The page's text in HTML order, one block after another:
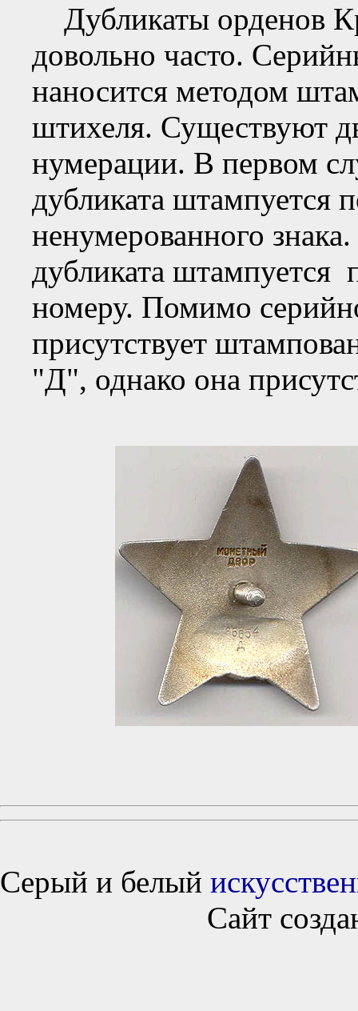
Дубликаты орденов
довольно часто.
наносится методом
штихеля. Существуют
нумерации. В первом
дубликата штампуется
ненумерованного
дубликата штампуется
номеру. Помимо
присутствует
"Д", однако она
Серый и белый
Сайт